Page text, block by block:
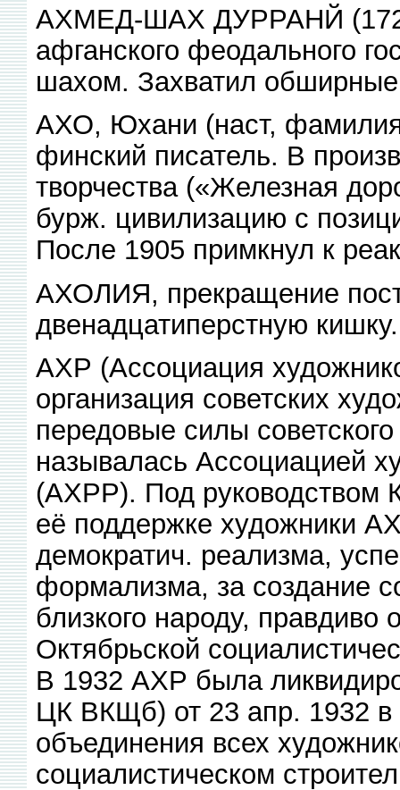
АХМЕД-ШАХ ДУРРАНЙ
афганского феодального
шахом. Захватил
АХО, Юхани (наст,
финский писатель. В
творчества («Железная
бурж. цивилизацию с
После 1905 примкнул к
АХОЛИЯ, прекращение
двенадцатиперстную кишку.
АХР (Ассоциация
организация советских
передовые силы
называлась Ассоциацией
(АХРР). Под руководством
её поддержке художники
демократич. реализма,
формализма, за создание
близкого народу,
Октябрьской
В 1932 АХР была
ЦК ВКЩб) от 23 апр. 1932 в
объединения всех
социалистическом